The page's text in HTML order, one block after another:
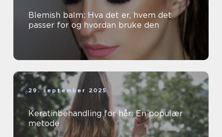
Blemish balm: Hva det er, hvem det
passer for og hvordan bruke den
29. september 2025
Keratinbehandling for hår: En populær
metode